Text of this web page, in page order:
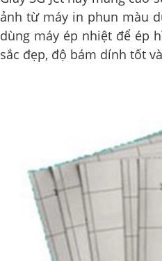
ảnh từ máy in phun màu
dùng máy ép nhiệt để ép
sắc đẹp, độ bám dính tốt